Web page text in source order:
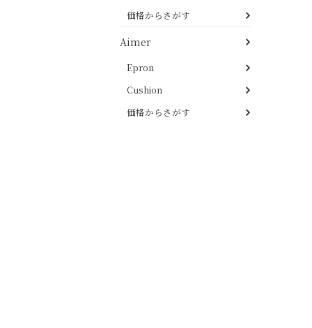
価格からさがす
Aimer
Epron
Cushion
価格からさがす